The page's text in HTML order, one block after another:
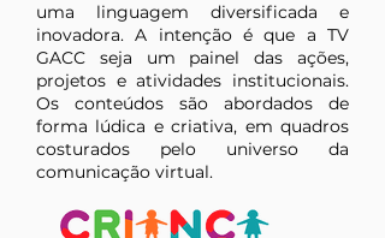
uma linguagem diversificada e
inovadora. A intenção é que a TV
GACC seja um painel das ações,
projetos e atividades institucionais.
Os conteúdos são abordados de
forma lúdica e criativa, em quadros
costurados pelo universo da
comunicação virtual.